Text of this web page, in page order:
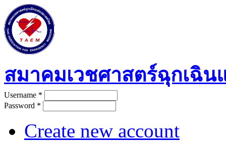
Skip to main content
สมาคมเวชศาสตร์ฉุกเฉิน
User login
Username *
Password *
Create new account